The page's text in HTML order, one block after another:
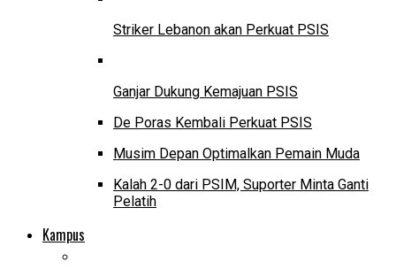
Striker Lebanon akan Perkuat PSIS
Ganjar Dukung Kemajuan PSIS
De Poras Kembali Perkuat PSIS
Musim Depan Optimalkan Pemain Muda
Kalah 2-0 dari PSIM, Suporter Minta Ganti
Pelatih
Kampus